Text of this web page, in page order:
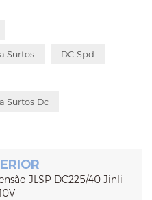
Surtos DC Spd
Surtos Dc
JLSP-DC225/40 Jinli